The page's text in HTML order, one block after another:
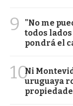
9
"No me
todos lados
pondrá el
10Ni
uruguaya